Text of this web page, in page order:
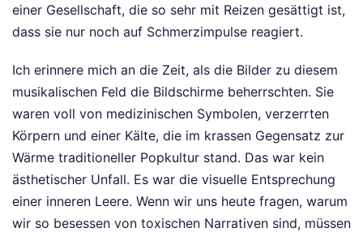
einer Gesellschaft, die so sehr mit Reizen gesättigt ist,
dass sie nur noch auf Schmerzimpulse reagiert.
Ich erinnere mich an die Zeit, als die Bilder zu diesem
musikalischen Feld die Bildschirme beherrschten. Sie
waren voll von medizinischen Symbolen, verzerrten
Körpern und einer Kälte, die im krassen Gegensatz zur
Wärme traditioneller Popkultur stand. Das war kein
ästhetischer Unfall. Es war die visuelle Entsprechung
einer inneren Leere. Wenn wir uns heute fragen, warum
wir so besessen von toxischen Narrativen sind, müssen